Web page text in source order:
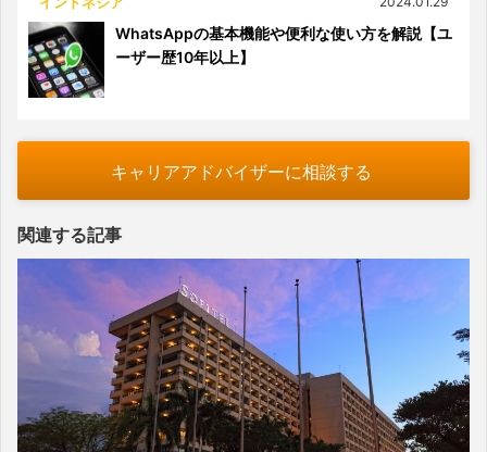
WhatsAppの基本機能や便利な使い方を解説【ユ
ーザー歴10年以上】
キャリアアドバイザーに相談する
関連する記事